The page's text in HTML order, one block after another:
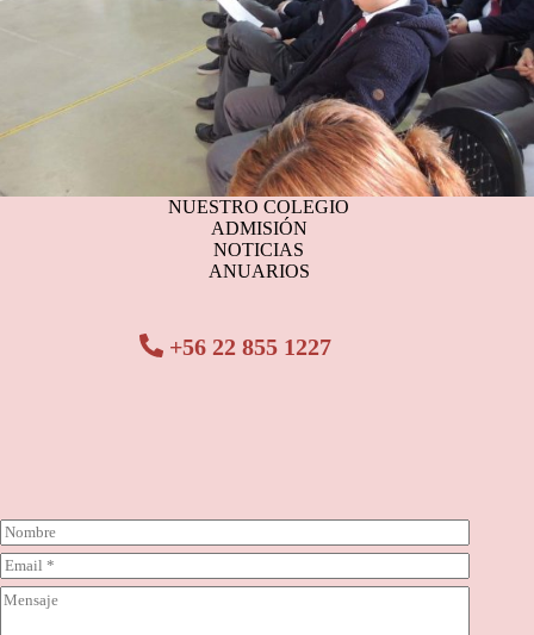
NUESTRO COLEGIO
ADMISIÓN
NOTICIAS
ANUARIOS
+56 22 855 1227
N
o
m
b
r
C
o
r
C